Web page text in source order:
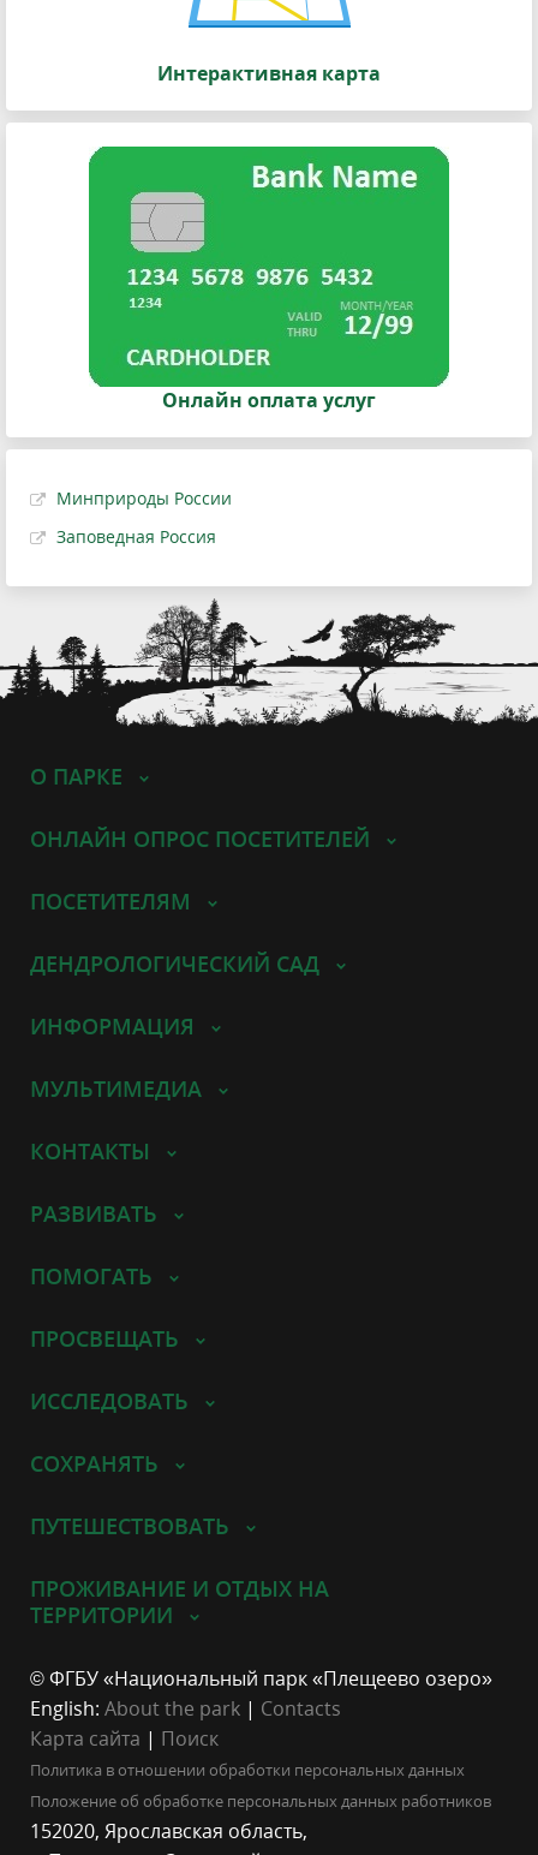
Интерактивная карта
Онлайн оплата услуг
Минприроды России
Заповедная Россия
О ПАРКЕ
ОНЛАЙН ОПРОС ПОСЕТИТЕЛЕЙ
ПОСЕТИТЕЛЯМ
ДЕНДРОЛОГИЧЕСКИЙ САД
ИНФОРМАЦИЯ
МУЛЬТИМЕДИА
КОНТАКТЫ
РАЗВИВАТЬ
ПОМОГАТЬ
ПРОСВЕЩАТЬ
ИССЛЕДОВАТЬ
СОХРАНЯТЬ
ПУТЕШЕСТВОВАТЬ
ПРОЖИВАНИЕ И ОТДЫХ НА
ТЕРРИТОРИИ
© ФГБУ «Национальный парк «Плещеево озеро»
English: About the park | Contacts
Карта сайта | Поиск
Политика в отношении обработки персональных данных
Положение об обработке персональных данных работников
152020, Ярославская область,